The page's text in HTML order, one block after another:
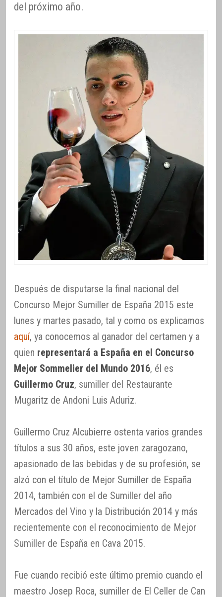
del próximo año.
Después de disputarse la final nacional del
Concurso Mejor Sumiller de España 2015 este
lunes y martes pasado, tal y como os explicamos
aquí, ya conocemos al ganador del certamen y a
quien representará a España en el Concurso
Mejor Sommelier del Mundo 2016, él es
Guillermo Cruz, sumiller del Restaurante
Mugaritz de Andoni Luis Aduriz.
Guillermo Cruz Alcubierre ostenta varios grandes
títulos a sus 30 años, este joven zaragozano,
apasionado de las bebidas y de su profesión, se
alzó con el título de Mejor Sumiller de España
2014, también con el de Sumiller del año
Mercados del Vino y la Distribución 2014 y más
recientemente con el reconocimiento de Mejor
Sumiller de España en Cava 2015.
Fue cuando recibió este último premio cuando el
maestro Josep Roca, sumiller de El Celler de Can